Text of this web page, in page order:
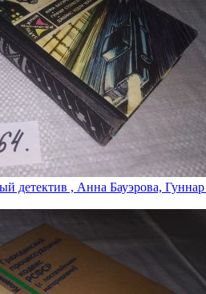
детектив , Анна Бауэрова,